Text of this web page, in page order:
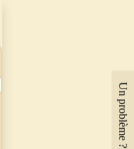
Un problème ?